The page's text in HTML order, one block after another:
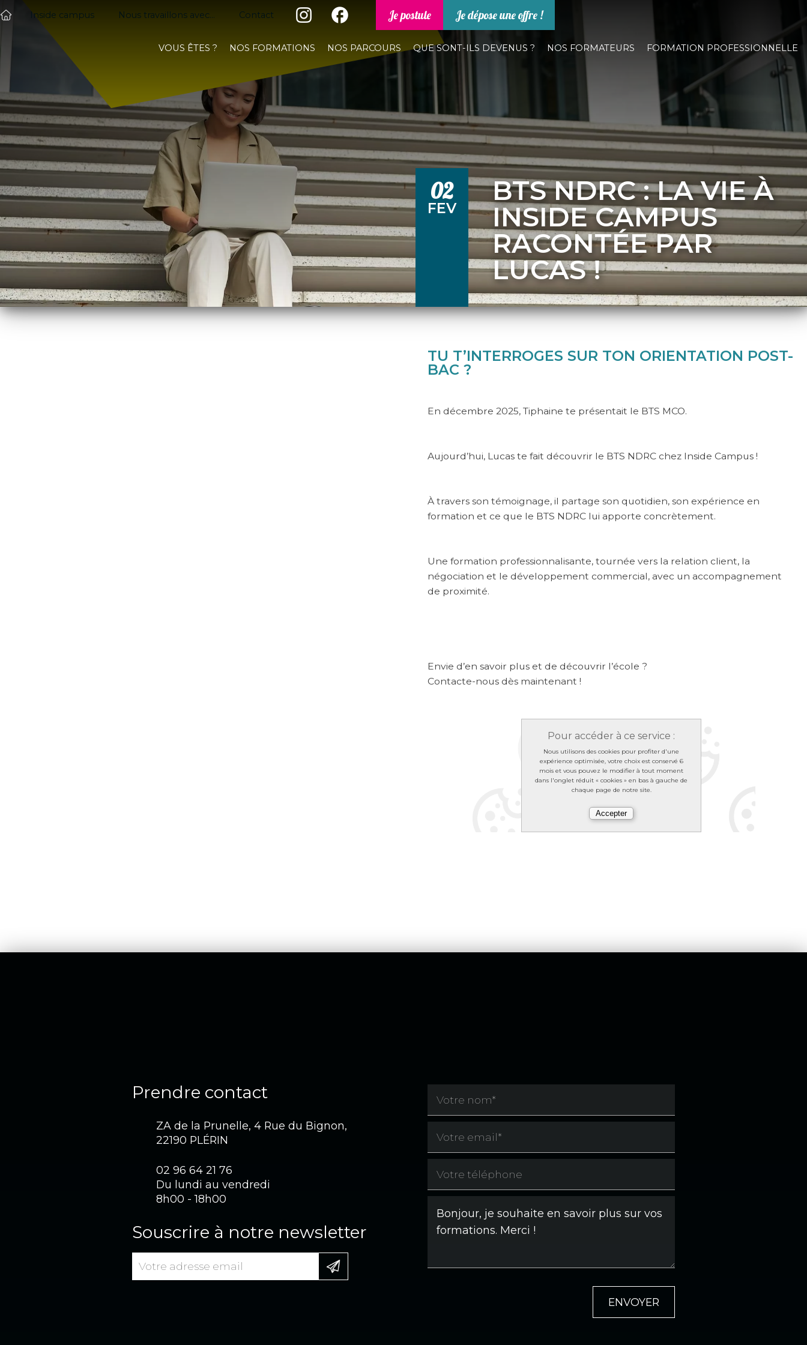
Inside campus Nous travaillons avec... Contact Je postule Je dépose une offre !
VOUS ÊTES ? NOS FORMATIONS NOS PARCOURS QUE SONT-ILS DEVENUS ? NOS FORMATEURS FORMATION PROFESSIONNELLE
02
FEV
BTS NDRC : LA VIE À
INSIDE CAMPUS
RACONTÉE PAR
LUCAS !
TU T’INTERROGES SUR TON ORIENTATION POST-
BAC ?
En décembre 2025, Tiphaine te présentait le BTS MCO.
Aujourd’hui, Lucas te fait découvrir le BTS NDRC chez Inside Campus !
À travers son témoignage, il partage son quotidien, son expérience en
formation et ce que le BTS NDRC lui apporte concrètement.
Une formation professionnalisante, tournée vers la relation client, la
négociation et le développement commercial, avec un accompagnement
de proximité.
Envie d’en savoir plus et de découvrir l’école ?
Contacte-nous dès maintenant !
Pour accéder à ce service :
Nous utilisons des cookies pour profiter d'une
expérience optimisée, votre choix est conservé 6
mois et vous pouvez le modifier à tout moment
dans l'onglet réduit « cookies » en bas à gauche de
chaque page de notre site.
Prendre contact
ZA de la Prunelle, 4 Rue du Bignon,
22190 PLÉRIN
02 96 64 21 76
Du lundi au vendredi
8h00 - 18h00
Souscrire à notre newsletter
ENVOYER